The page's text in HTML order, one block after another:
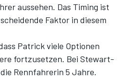
aussehen. Das Timing ist
Faktor in diesem
Patrick viele Optionen
fortzusetzen. Bei Stewart-
Rennfahrerin 5 Jahre.